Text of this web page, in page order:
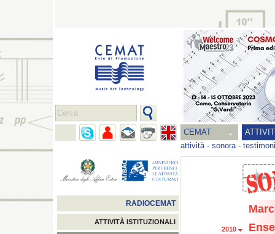
CEMAT
attività- sonora-
RADIOCEMAT
ATTIVITÀ ISTITUZIONALI
2010